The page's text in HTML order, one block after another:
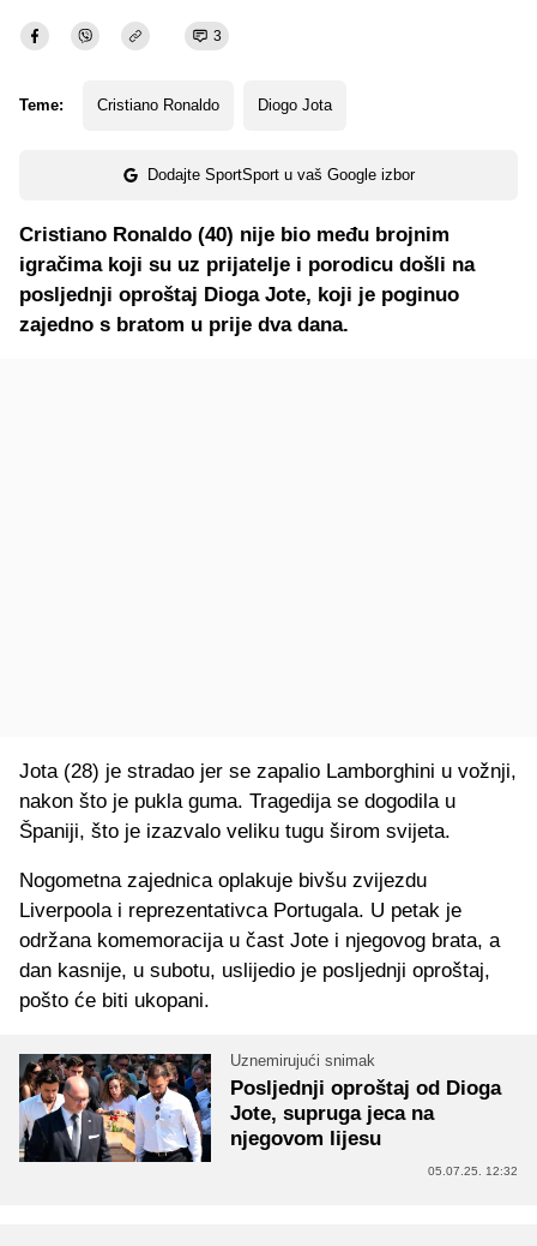
3
Teme: Cristiano Ronaldo Diogo Jota
Dodajte SportSport u vaš Google izbor
Cristiano Ronaldo (40) nije bio među brojnim
igračima koji su uz prijatelje i porodicu došli na
posljednji oproštaj Dioga Jote, koji je poginuo
zajedno s bratom u prije dva dana.
Jota (28) je stradao jer se zapalio Lamborghini u vožnji,
nakon što je pukla guma. Tragedija se dogodila u
Španiji, što je izazvalo veliku tugu širom svijeta.
Nogometna zajednica oplakuje bivšu zvijezdu
Liverpoola i reprezentativca Portugala. U petak je
održana komemoracija u čast Jote i njegovog brata, a
dan kasnije, u subotu, uslijedio je posljednji oproštaj,
pošto će biti ukopani.
Uznemirujući snimak
Posljednji oproštaj od Dioga
Jote, supruga jeca na
njegovom lijesu
05.07.25. 12:32